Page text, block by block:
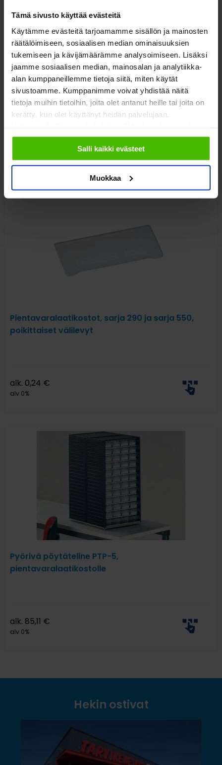
Tämä sivusto käyttää evästeitä
Käytämme evästeitä tarjoamamme sisällön ja mainosten
räätälöimiseen, sosiaalisen median ominaisuuksien
tukemiseen ja kävijämäärämme analysoimiseen. Lisäksi
jaamme sosiaalisen median, mainosalan ja analytiikka-
alan kumppaneillemme tietoja siitä, miten käytät
sivustoamme. Kumppanimme voivat yhdistää näitä
tietoja muihin tietoihin, joita olet antanut heille tai joita on
kerätty, kun olet käyttänyt heidän palvelujaan.
sallimiisi evästeisiin.
Salli kaikki evästeet
Muokkaa
Pientavaralaatikostot, sarja 290 ja sarja 550,
pitkittäiset välilevyt
Pientavaralaatikostot, sarja 290 ja sarja 550,
poikittaiset välilevyt
alk. 0,24 €
alv 0%
Pyörivä pöytäteline PTP-5,
pientavaralaatikostolle
alk. 85,11 €
alv 0%
Hekin ostivat